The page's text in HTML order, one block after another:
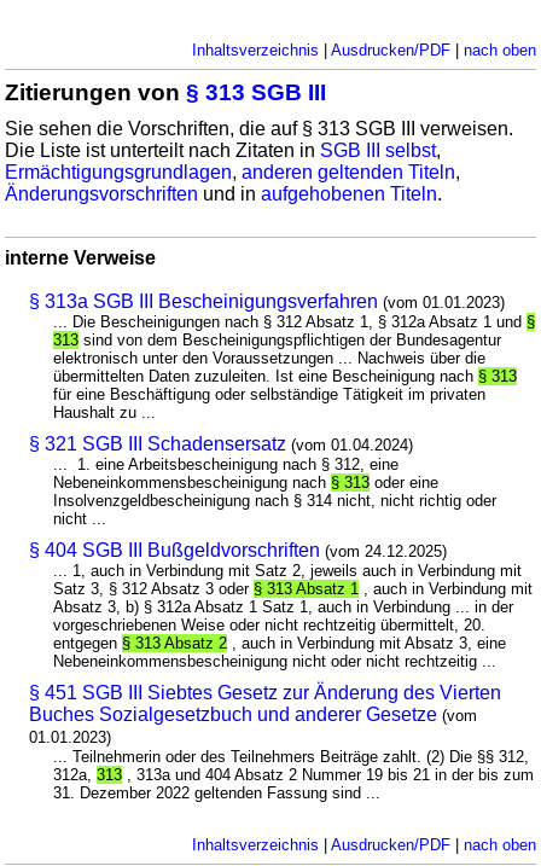
Inhaltsverzeichnis | Ausdrucken/PDF| nach oben
Zitierungen von§ 313 SGB III
Sie sehen die Vorschriften, die auf § 313 SGB III verweisen.
Die Liste ist unterteilt nach Zitaten in SGB III selbst,
Ermächtigungsgrundlagen,anderen geltenden Titeln,
Änderungsvorschriften und inaufgehobenen Titeln.
interne Verweise
§ 313a SGB III Bescheinigungsverfahren (vom 01.01.2023)
... Die Bescheinigungen nach § 312 Absatz 1, § 312a Absatz 1 und §
313 sind von dem Bescheinigungspflichtigen der Bundesagentur
elektronisch unter den Voraussetzungen ... Nachweis über die
übermittelten Daten zuzuleiten. Ist eine Bescheinigung nach § 313
für eine Beschäftigung oder selbständige Tätigkeit im privaten
Haushalt zu ...
§ 321 SGB III Schadensersatz (vom 01.04.2024)
... 1. eine Arbeitsbescheinigung nach § 312, eine
Nebeneinkommensbescheinigung nach § 313 oder eine
Insolvenzgeldbescheinigung nach § 314 nicht, nicht richtig oder
nicht ...
§ 404 SGB III Bußgeldvorschriften (vom 24.12.2025)
... 1, auch in Verbindung mit Satz 2, jeweils auch in Verbindung mit
Satz 3, § 312 Absatz 3 oder § 313 Absatz 1
, auch in Verbindung mit
Absatz 3, b) § 312a Absatz 1 Satz 1, auch in Verbindung ... in der
vorgeschriebenen Weise oder nicht rechtzeitig übermittelt, 20.
entgegen § 313 Absatz 2 , auch in Verbindung mit Absatz 3, eine
Nebeneinkommensbescheinigung nicht oder nicht rechtzeitig ...
§ 451 SGB III Siebtes Gesetz zur Änderung des Vierten
Buches Sozialgesetzbuch und anderer Gesetze (vom
01.01.2023)
... Teilnehmerin oder des Teilnehmers Beiträge zahlt. (2) Die §§ 312,
312a,313 , 313a und 404 Absatz 2 Nummer 19 bis 21 in der bis zum
31. Dezember 2022 geltenden Fassung sind ...
Inhaltsverzeichnis | Ausdrucken/PDF| nach oben